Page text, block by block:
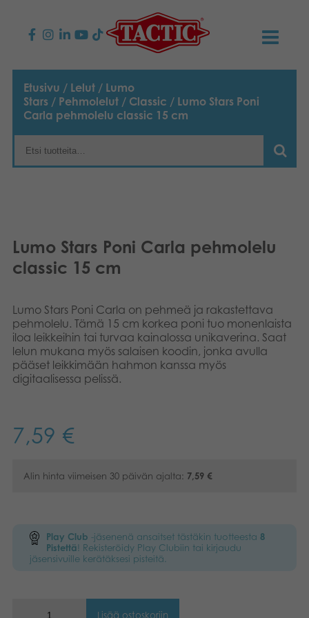
KAUPPA
Lasten pelit
Perhepelit
Palapelit
Kirjat
Arkistoidut tuotteet
Sovellukset
AJANKOHTAISTA
TACTIC
TarinaReklamaatiot
Sivustot
OSTOSKORI
0
Suomi
English
Nederlands
Svenska
Etusivu / Lelut / Lumo
Stars / Pehmolelut / Classic / Lumo Stars Poni
Carla pehmolelu classic 15 cm
Lumo Stars Poni Carla pehmolelu
classic 15 cm
Lumo Stars Poni Carla on pehmeä ja rakastettava
pehmolelu. Tämä 15 cm korkea poni tuo monenlaista
iloa leikkeihin tai turvaa kainalossa unikaverina. Saat
lelun mukana myös salaisen koodin, jonka avulla
pääset leikkimään hahmon kanssa myös
digitaalisessa pelissä.
7,59 €
Alin hinta viimeisen 30 päivän ajalta: 7,59 €
Play Club -jäsenenä ansaitset tästäkin tuotteesta 8
Pistettä! Rekisteröidy Play Clubiin tai kirjaudu
jäsensivuille kerätäksesi pisteitä.
Lisää ostoskoriin